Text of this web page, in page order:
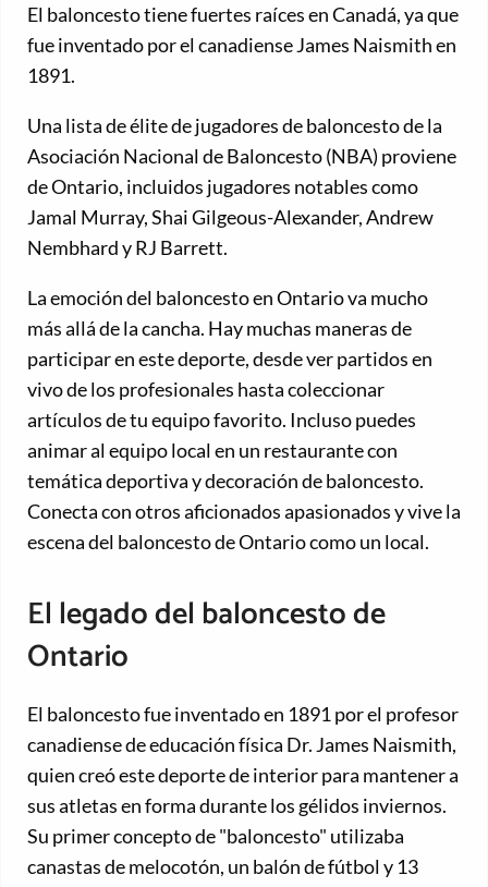
El baloncesto tiene fuertes raíces en Canadá, ya que
fue inventado por el canadiense James Naismith en
1891.
Una lista de élite de jugadores de baloncesto de la
Asociación Nacional de Baloncesto (NBA) proviene
de Ontario, incluidos jugadores notables como
Jamal Murray, Shai Gilgeous-Alexander, Andrew
Nembhard y RJ Barrett.
La emoción del baloncesto en Ontario va mucho
más allá de la cancha. Hay muchas maneras de
participar en este deporte, desde ver partidos en
vivo de los profesionales hasta coleccionar
artículos de tu equipo favorito. Incluso puedes
animar al equipo local en un restaurante con
temática deportiva y decoración de baloncesto.
Conecta con otros aficionados apasionados y vive la
escena del baloncesto de Ontario como un local.
El legado del baloncesto de
Ontario
El baloncesto fue inventado en 1891 por el profesor
canadiense de educación física Dr. James Naismith,
quien creó este deporte de interior para mantener a
sus atletas en forma durante los gélidos inviernos.
Su primer concepto de "baloncesto" utilizaba
canastas de melocotón, un balón de fútbol y 13